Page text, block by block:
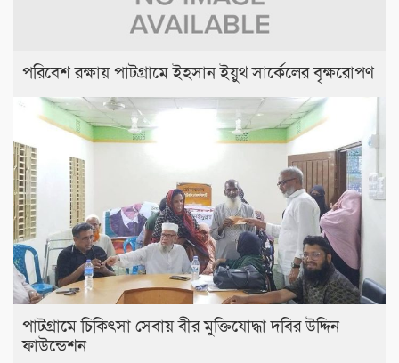
পরিবেশ রক্ষায় পাটগ্রামে ইহসান ইয়ুথ সার্কেলের বৃক্ষরোপণ
পাটগ্রামে চিকিৎসা সেবায় বীর মুক্তিযোদ্ধা দবির উদ্দিন
ফাউন্ডেশন